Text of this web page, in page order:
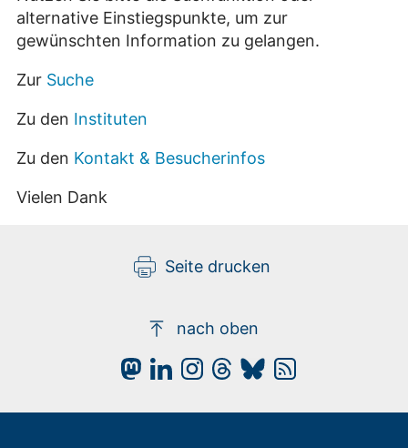
alternative Einstiegspunkte, um zur
gewünschten Information zu gelangen.
Zur Suche
Zu den Instituten
Zu den Kontakt & Besucherinfos
Vielen Dank
Seite drucken
nach oben